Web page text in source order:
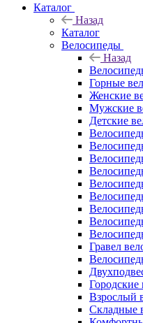
Каталог
Назад
Каталог
Велосипеды
Назад
Горные
Женские
Мужские
Детские
Гравел
Городские
Взрослый
Складные